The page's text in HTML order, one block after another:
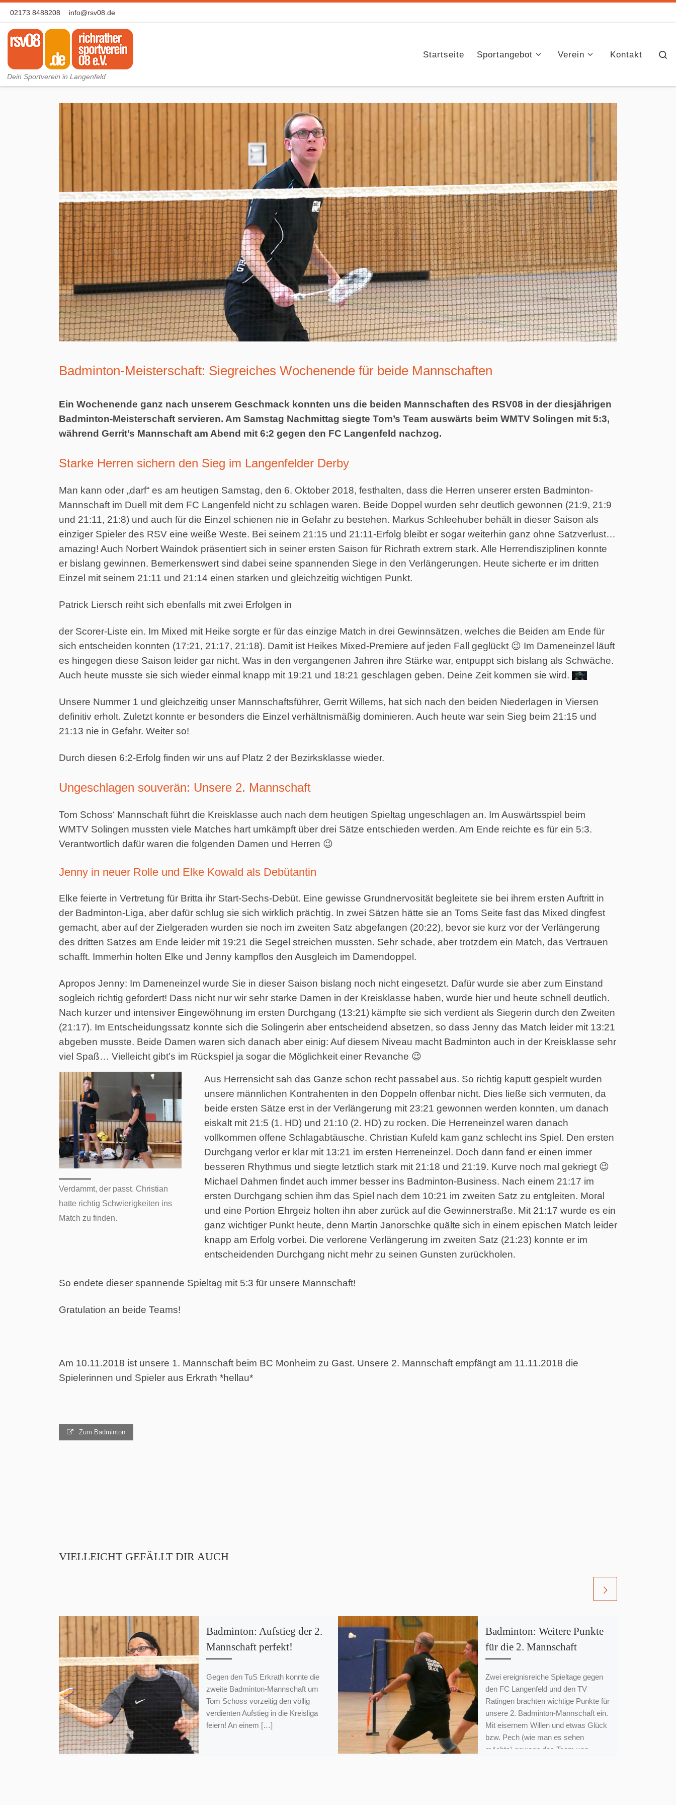
Zum Inhalt springen
02173 8488208 info@rsv08.de
Dein Sportverein in Langenfeld
Startseite Sportangebot Verein Kontakt
Badminton-Meisterschaft: Siegreiches Wochenende für beide Mannschaften
Ein Wochenende ganz nach unserem Geschmack konnten uns die beiden Mannschaften des RSV08 in der diesjährigen
Badminton-Meisterschaft servieren. Am Samstag Nachmittag siegte Tom’s Team auswärts beim WMTV Solingen mit 5:3,
während Gerrit’s Mannschaft am Abend mit 6:2 gegen den FC Langenfeld nachzog.
Starke Herren sichern den Sieg im Langenfelder Derby
Man kann oder „darf“ es am heutigen Samstag, den 6. Oktober 2018, festhalten, dass die Herren unserer ersten Badminton-
Mannschaft im Duell mit dem FC Langenfeld nicht zu schlagen waren. Beide Doppel wurden sehr deutlich gewonnen (21:9, 21:9
und 21:11, 21:8) und auch für die Einzel schienen nie in Gefahr zu bestehen. Markus Schleehuber behält in dieser Saison als
einziger Spieler des RSV eine weiße Weste. Bei seinem 21:15 und 21:11-Erfolg bleibt er sogar weiterhin ganz ohne Satzverlust…
amazing! Auch Norbert Waindok präsentiert sich in seiner ersten Saison für Richrath extrem stark. Alle Herrendisziplinen konnte
er bislang gewinnen. Bemerkenswert sind dabei seine spannenden Siege in den Verlängerungen. Heute sicherte er im dritten
Einzel mit seinem 21:11 und 21:14 einen starken und gleichzeitig wichtigen Punkt.
Patrick Liersch reiht sich ebenfalls mit zwei Erfolgen in
der Scorer-Liste ein. Im Mixed mit Heike sorgte er für das einzige Match in drei Gewinnsätzen, welches die Beiden am Ende für
sich entscheiden konnten (17:21, 21:17, 21:18). Damit ist Heikes Mixed-Premiere auf jeden Fall geglückt 😉 Im Dameneinzel läuft
es hingegen diese Saison leider gar nicht. Was in den vergangenen Jahren ihre Stärke war, entpuppt sich bislang als Schwäche.
Auch heute musste sie sich wieder einmal knapp mit 19:21 und 18:21 geschlagen geben. Deine Zeit kommen sie wird.
Unsere Nummer 1 und gleichzeitig unser Mannschaftsführer, Gerrit Willems, hat sich nach den beiden Niederlagen in Viersen
definitiv erholt. Zuletzt konnte er besonders die Einzel verhältnismäßig dominieren. Auch heute war sein Sieg beim 21:15 und
21:13 nie in Gefahr. Weiter so!
Durch diesen 6:2-Erfolg finden wir uns auf Platz 2 der Bezirksklasse wieder.
Ungeschlagen souverän: Unsere 2. Mannschaft
Tom Schoss‘ Mannschaft führt die Kreisklasse auch nach dem heutigen Spieltag ungeschlagen an. Im Auswärtsspiel beim
WMTV Solingen mussten viele Matches hart umkämpft über drei Sätze entschieden werden. Am Ende reichte es für ein 5:3.
Verantwortlich dafür waren die folgenden Damen und Herren 😉
Jenny in neuer Rolle und Elke Kowald als Debütantin
Elke feierte in Vertretung für Britta ihr Start-Sechs-Debüt. Eine gewisse Grundnervosität begleitete sie bei ihrem ersten Auftritt in
der Badminton-Liga, aber dafür schlug sie sich wirklich prächtig. In zwei Sätzen hätte sie an Toms Seite fast das Mixed dingfest
gemacht, aber auf der Zielgeraden wurden sie noch im zweiten Satz abgefangen (20:22), bevor sie kurz vor der Verlängerung
des dritten Satzes am Ende leider mit 19:21 die Segel streichen mussten. Sehr schade, aber trotzdem ein Match, das Vertrauen
schafft. Immerhin holten Elke und Jenny kampflos den Ausgleich im Damendoppel.
Apropos Jenny: Im Dameneinzel wurde Sie in dieser Saison bislang noch nicht eingesetzt. Dafür wurde sie aber zum Einstand
sogleich richtig gefordert! Dass nicht nur wir sehr starke Damen in der Kreisklasse haben, wurde hier und heute schnell deutlich.
Nach kurzer und intensiver Eingewöhnung im ersten Durchgang (13:21) kämpfte sie sich verdient als Siegerin durch den Zweiten
(21:17). Im Entscheidungssatz konnte sich die Solingerin aber entscheidend absetzen, so dass Jenny das Match leider mit 13:21
abgeben musste. Beide Damen waren sich danach aber einig: Auf diesem Niveau macht Badminton auch in der Kreisklasse sehr
viel Spaß… Vielleicht gibt’s im Rückspiel ja sogar die Möglichkeit einer Revanche 😉
Verdammt, der passt. Christian
hatte richtig Schwierigkeiten ins
Match zu finden.
Aus Herrensicht sah das Ganze schon recht passabel aus. So richtig kaputt gespielt wurden
unsere männlichen Kontrahenten in den Doppeln offenbar nicht. Dies ließe sich vermuten, da
beide ersten Sätze erst in der Verlängerung mit 23:21 gewonnen werden konnten, um danach
eiskalt mit 21:5 (1. HD) und 21:10 (2. HD) zu rocken. Die Herreneinzel waren danach
vollkommen offene Schlagabtäusche. Christian Kufeld kam ganz schlecht ins Spiel. Den ersten
Durchgang verlor er klar mit 13:21 im ersten Herreneinzel. Doch dann fand er einen immer
besseren Rhythmus und siegte letztlich stark mit 21:18 und 21:19. Kurve noch mal gekriegt 😉
Michael Dahmen findet auch immer besser ins Badminton-Business. Nach einem 21:17 im
ersten Durchgang schien ihm das Spiel nach dem 10:21 im zweiten Satz zu entgleiten. Moral
und eine Portion Ehrgeiz holten ihn aber zurück auf die Gewinnerstraße. Mit 21:17 wurde es ein
ganz wichtiger Punkt heute, denn Martin Janorschke quälte sich in einem epischen Match leider
knapp am Erfolg vorbei. Die verlorene Verlängerung im zweiten Satz (21:23) konnte er im
entscheidenden Durchgang nicht mehr zu seinen Gunsten zurückholen.
So endete dieser spannende Spieltag mit 5:3 für unsere Mannschaft!
Gratulation an beide Teams!
Am 10.11.2018 ist unsere 1. Mannschaft beim BC Monheim zu Gast. Unsere 2. Mannschaft empfängt am 11.11.2018 die
Spielerinnen und Spieler aus Erkrath *hellau*
Zum Badminton
VIELLEICHT GEFÄLLT DIR AUCH
Badminton: Aufstieg der 2.
Mannschaft perfekt!
Gegen den TuS Erkrath konnte die
zweite Badminton-Mannschaft um
Tom Schoss vorzeitig den völlig
verdienten Aufstieg in die Kreisliga
feiern! An einem […]
Badminton: Weitere Punkte
für die 2. Mannschaft
Zwei ereignisreiche Spieltage gegen
den FC Langenfeld und den TV
Ratingen brachten wichtige Punkte für
unsere 2. Badminton-Mannschaft ein.
Mit eisernem Willen und etwas Glück
bzw. Pech (wie man es sehen
möchte) gewann das Team von